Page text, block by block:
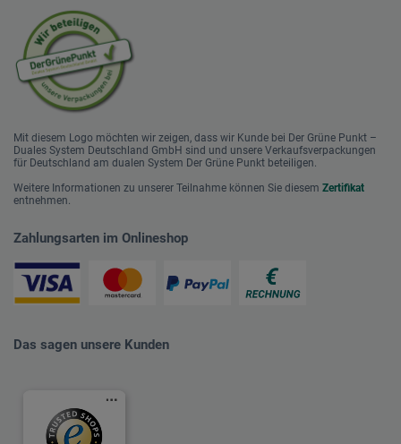
Mit diesem Logo möchten wir zeigen, dass wir Kunde bei Der Grüne Punkt –
Duales System Deutschland GmbH sind und unsere Verkaufsverpackungen
für Deutschland am dualen System Der Grüne Punkt beteiligen.
Weitere Informationen zu unserer Teilnahme können Sie diesem Zertifikat
entnehmen.
Zahlungsarten im Onlineshop
Das sagen unsere Kunden